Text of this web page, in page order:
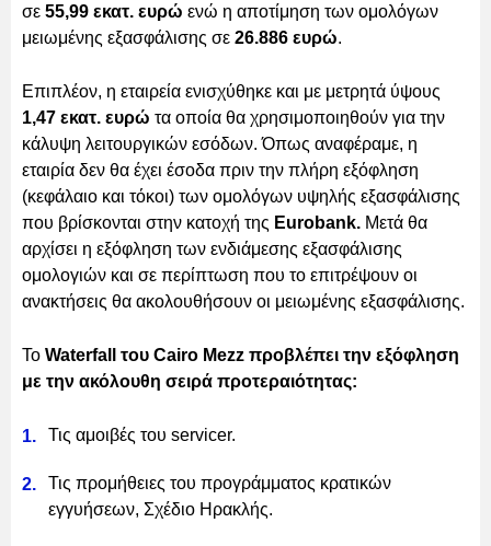
σε 55,99 εκατ. ευρώ ενώ η αποτίμηση των ομολόγων
μειωμένης εξασφάλισης σε 26.886 ευρώ.
Επιπλέον, η εταιρεία ενισχύθηκε και με μετρητά ύψους
1,47 εκατ. ευρώ τα οποία θα χρησιμοποιηθούν για την
κάλυψη λειτουργικών εσόδων. Όπως αναφέραμε, η
εταιρία δεν θα έχει έσοδα πριν την πλήρη εξόφληση
(κεφάλαιο και τόκοι) των ομολόγων υψηλής εξασφάλισης
που βρίσκονται στην κατοχή της Eurobank. Μετά θα
αρχίσει η εξόφληση των ενδιάμεσης εξασφάλισης
ομολογιών και σε περίπτωση που το επιτρέψουν οι
ανακτήσεις θα ακολουθήσουν οι μειωμένης εξασφάλισης.
Το Waterfall του Cairo Mezz προβλέπει την εξόφληση
με την ακόλουθη σειρά προτεραιότητας:
Τις αμοιβές του servicer.
Τις προμήθειες του προγράμματος κρατικών
εγγυήσεων, Σχέδιο Ηρακλής.